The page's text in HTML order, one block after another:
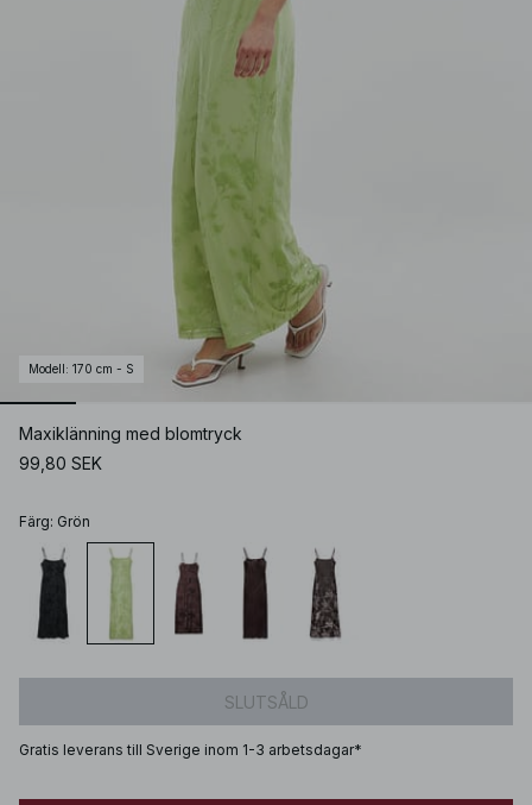
Modell : 170 cm - S
Maxiklänning med blomtryck
99,80 SEK
Färg: Grön
SLUTSÅLD
Gratis leverans till Sverige inom 1-3 arbetsdagar*